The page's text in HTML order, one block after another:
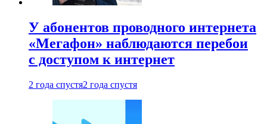
У абонентов проводного интернета
«Мегафон» наблюдаются перебои
с доступом к интернет
2 года спустя2 года спустя